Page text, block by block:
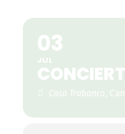
03
JUL
Casa Trabanco,